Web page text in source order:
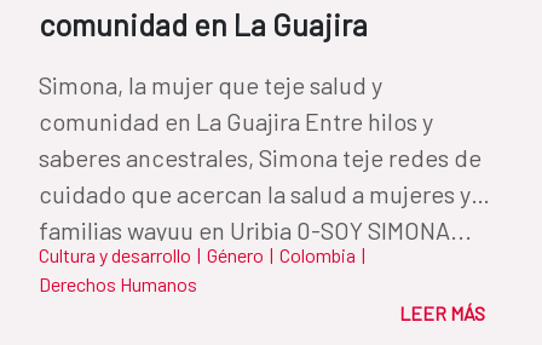
comunidad en La Guajira
Simona, la mujer que teje salud y
comunidad en La Guajira Entre hilos y
saberes ancestrales, Simona teje redes de
cuidado que acercan la salud a mujeres y
familias wayuu en Uribia 0-SOY SIMONA...
Cultura y desarrollo | Género | Colombia |
Derechos Humanos
LEER MÁS